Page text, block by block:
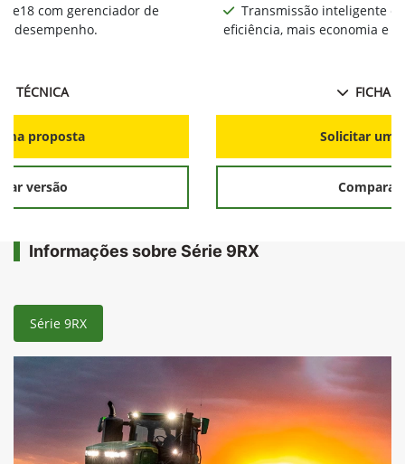
e18 com gerenciador de
desempenho.
TÉCNICA
proposta
versão
Transmissão inteligente
eficiência, mais economia e
FICHA
Solicitar
Comparar
Informações sobre Série 9RX
Série 9RX